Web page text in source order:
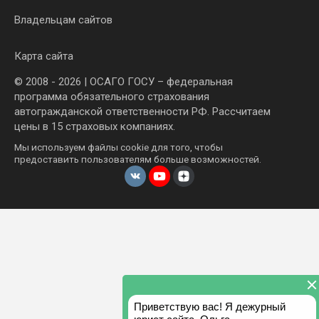
Владельцам сайтов
Карта сайта
© 2008 - 2026 | ОСАГО ГОСУ – федеральная
программа обязательного страхования
автогражданской ответственности РФ. Рассчитаем
цены в 15 страховых компаниях.
Мы используем файлы cookie для того, чтобы
предоставить пользователям больше возможностей.